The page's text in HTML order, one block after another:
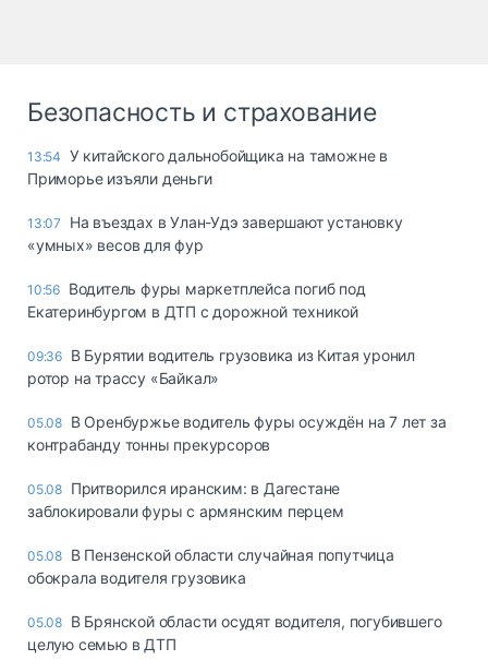
Безопасность и страхование
13:54 У китайского дальнобойщика на таможне в
Приморье изъяли деньги
13:07
Ha въeздax в Улaн-Удэ зaвepшaют ycтaнoвкy
«yмныx» вecoв для фyp
10:56 Водитель фуры маркетплейса погиб под
Екатеринбургом в ДТП с дорожной техникой
09:36 В Бурятии водитель грузовика из Китая уронил
ротор на трассу «Байкал»
05.08 В Оренбуржье водитель фуры осуждён на 7 лет за
контрабанду тонны прекурсоров
05.08 Притворился иранским: в Дагестане
заблокировали фуры с армянским перцем
05.08 В Пензенской области случайная попутчица
обокрала водителя грузовика
05.08 В Брянской области осудят водителя, погубившего
целую семью в ДТП